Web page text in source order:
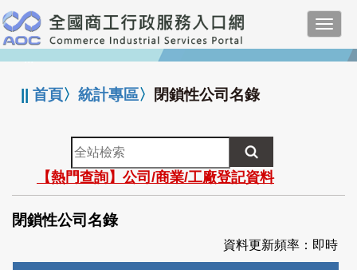
跳
到
主
要
:::
||首頁〉統計專區〉 閉鎖性公司名錄
全
站
檢
索
【熱門查詢】公司/商業/工廠登記資料
閉鎖性公司名錄
資料更新頻率：即時